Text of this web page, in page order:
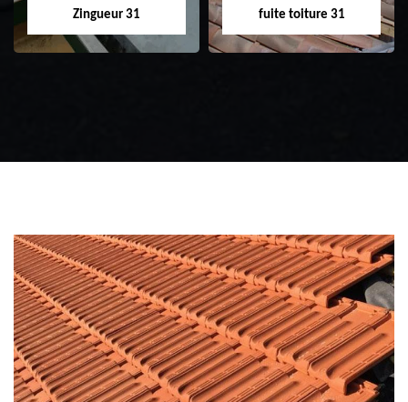
Zingueur 31
fuite toiture 31